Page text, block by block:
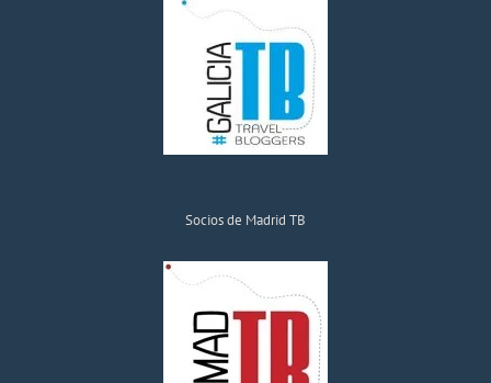
Socios de Madrid TB